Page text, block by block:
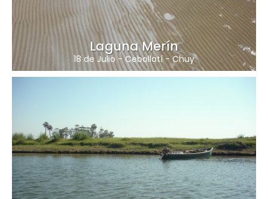
Laguna Merín
18 de Julio-Cebollatí-Chuy